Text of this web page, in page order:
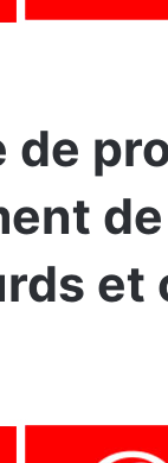
de
et